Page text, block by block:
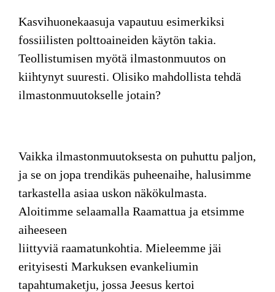
Kasvihuonekaasuja vapautuu esimerkiksi
fossiilisten polttoaineiden käytön takia.
Teollistumisen myötä ilmastonmuutos on
kiihtynyt suuresti. Olisiko mahdollista tehdä
ilmastonmuutokselle jotain?
Vaikka ilmastonmuutoksesta on puhuttu paljon,
ja se on jopa trendikäs puheenaihe, halusimme
tarkastella asiaa uskon näkökulmasta.
Aloitimme selaamalla Raamattua ja etsimme
aiheeseen
liittyviä raamatunkohtia. Mieleemme jäi
erityisesti Markuksen evankeliumin
tapahtumaketju, jossa Jeesus kertoi